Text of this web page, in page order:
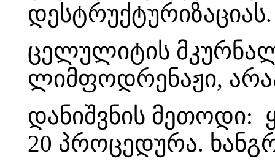
დესტრუქტურიზაციას.
ცელულიტის
ლიმფოდრენაჟი,
დანიშვნის
20 პროცედურა.